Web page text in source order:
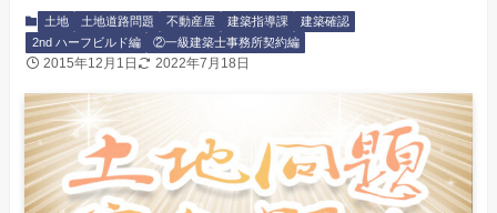
土地 土地道路問題 不動産屋 建築指導課
建築確認
2nd ハーフビルド編
②一級建築士事務所契約編
2015年12月1日 2022年7月18日